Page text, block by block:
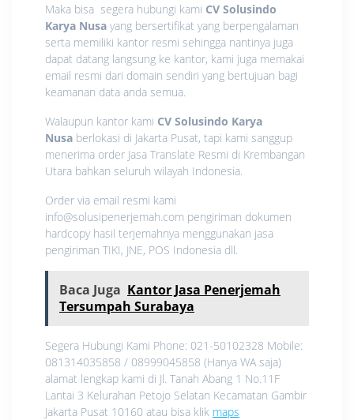
Maka bisa segera hubungi kami CV Solusindo
Karya Nusa yang bersertifikat yang berpengalaman
serta memiliki kantor resmi sehingga nantinya juga
dapat datang langsung ke kantor, kami juga memakai
email resmi dari domain sendiri yang bertujuan bagi
keamanan data anda semua.
Walaupun kantor kami CV Solusindo Karya
Nusa berlokasi di Jakarta Pusat, tapi kami sanggup
menerima order Jasa Translate Resmi di Krembangan
Utara bahkan seluruh wilayah Indonesia.
Order via email resmi kami
info@solusipenerjemah.com pengiriman dokumen
hardcopy hasil terjemahnya menggunakan jasa
pengiriman TIKI, JNE, POS Indonesia dll.
Baca Juga Kantor Jasa Penerjemah
Tersumpah Surabaya
Segera Hubungi Kami Phone: 021-50102328 Mobile:
081314035858 / 08999045858 (Hanya WA saja)
alamat lengkap kami di Jl. Tanah Abang 1 No.11F
Lantai 3 Kelurahan Petojo Selatan Kecamatan Gambir
Jakarta Pusat 10160 atau bisa klik maps